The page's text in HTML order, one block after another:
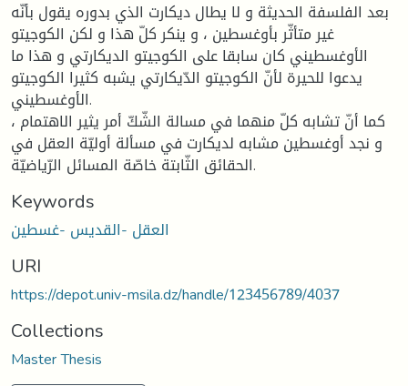
بعد الفلسفة الحديثة و لا يطال ديكارت الذي بدوره يقول بأنّه
غير متأثّر بأوغسطين ، و ينكر كلّ هذا و لكن الكوجيتو
الأوغسطيني كان سابقا على الكوجيتو الديكارتي و هذا ما
يدعوا للحيرة لأنّ الكوجيتو الدّيكارتي يشبه كثيرا الكوجيتو
الأوغسطيني.
كما أنّ تشابه كلّ منهما في مسالة الشّكّ أمر يثير الاهتمام ،
و نجد أوغسطين مشابه لديكارت في مسألة أوليّة العقل في
الحقائق الثّابتة خاصّة المسائل الرّياضيّة.
Keywords
العقل -القديس -غسطين
URI
https://depot.univ-msila.dz/handle/123456789/4037
Collections
Master Thesis